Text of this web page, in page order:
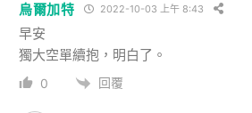
烏爾加特 2022-10-03 上午 8:43
早安
獨大空單續抱，明白了。
0 回覆